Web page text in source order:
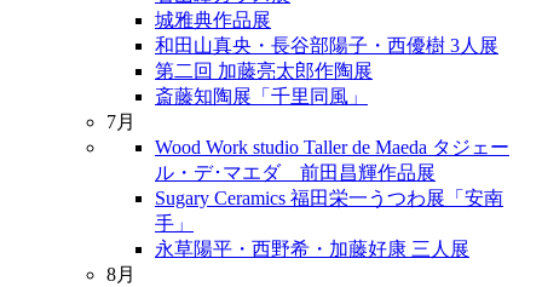
城雅典作品展
和田山真央・長谷部陽子・西優樹 3人展
第二回 加藤亮太郎作陶展
斎藤知陶展「千里同風」
7月
Wood Work studio Taller de Maeda タジェー
ル・デ･マエダ 前田昌輝作品展
Sugary Ceramics 福田栄一うつわ展「安南
手」
永草陽平・西野希・加藤好康 三人展
8月